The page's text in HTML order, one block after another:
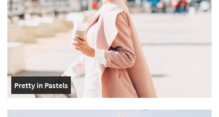
Pretty in Pastels